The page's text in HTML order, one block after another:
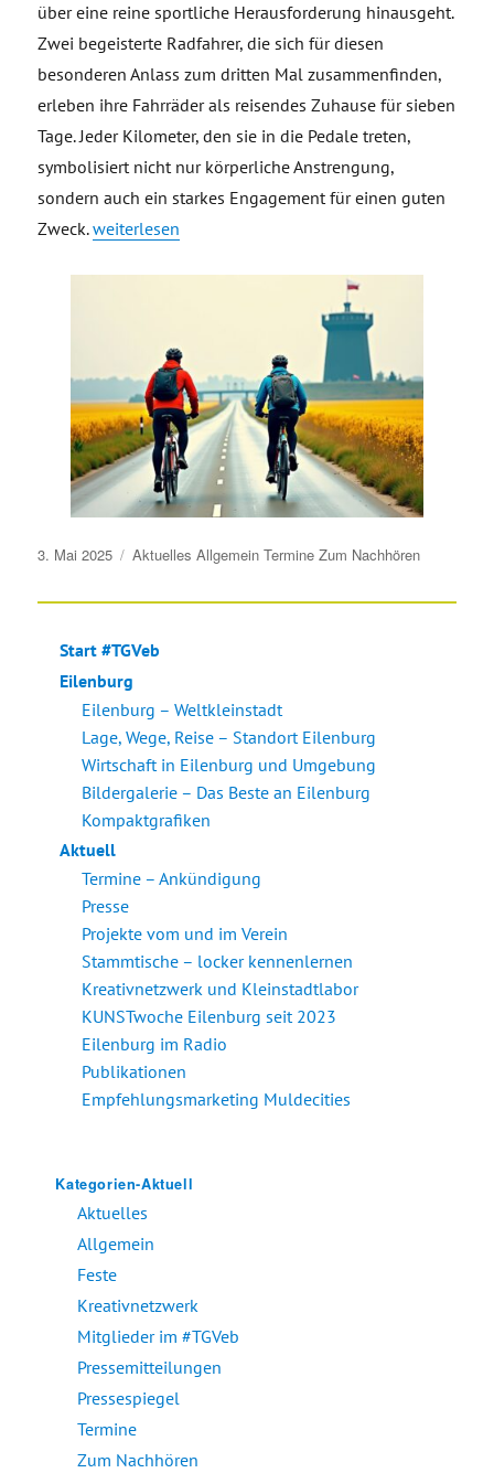
über eine reine sportliche Herausforderung hinausgeht.
Zwei begeisterte Radfahrer, die sich für diesen
besonderen Anlass zum dritten Mal zusammenfinden,
erleben ihre Fahrräder als reisendes Zuhause für sieben
Tage. Jeder Kilometer, den sie in die Pedale treten,
symbolisiert nicht nur körperliche Anstrengung,
sondern auch ein starkes Engagement für einen guten
Zweck.„Wandern vor der Haustür, Kilometer für den guten
weiterlesen
Veröffentlicht
3. Mai 2025 Aktuelles Allgemein Termine Zum Nachhören
Start #TGVeb
Eilenburg
Eilenburg – Weltkleinstadt
Lage, Wege, Reise – Standort Eilenburg
Wirtschaft in Eilenburg und Umgebung
Bildergalerie – Das Beste an Eilenburg
Kompaktgrafiken
Aktuell
Termine – Ankündigung
Presse
Projekte vom und im Verein
Stammtische – locker kennenlernen
Kreativnetzwerk und Kleinstadtlabor
KUNSTwoche Eilenburg seit 2023
Eilenburg im Radio
Publikationen
Empfehlungsmarketing Muldecities
Kategorien-Aktuell
Aktuelles
Allgemein
Feste
Kreativnetzwerk
Mitglieder im #TGVeb
Pressemitteilungen
Pressespiegel
Termine
Zum Nachhören